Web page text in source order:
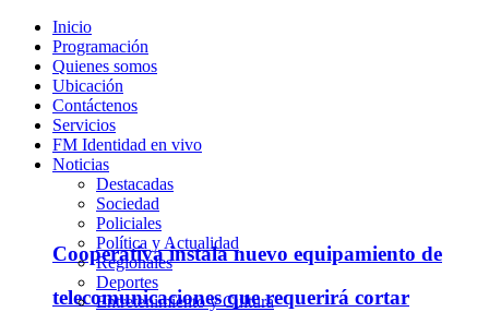
Cooperativa instala nuevo equipamiento de
telecomunicaciones que requerirá cortar
Inicio
Programación
Quienes somos
Ubicación
Contáctenos
Servicios
FM Identidad en vivo
Noticias
Destacadas
Sociedad
Policiales
Política y Actualidad
Regionales
Deportes
Entretenimiento y Cultura